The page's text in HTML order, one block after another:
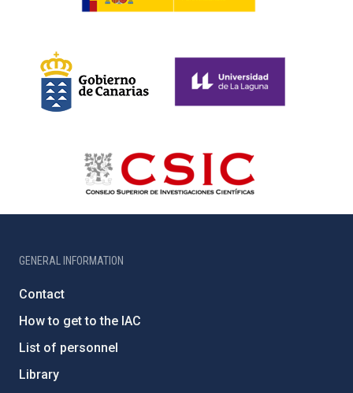
GENERAL INFORMATION
Contact
How to get to the IAC
List of personnel
Library